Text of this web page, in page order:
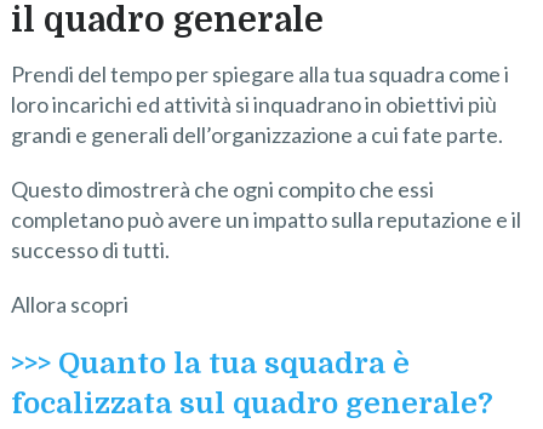
il quadro generale
Prendi del tempo per spiegare alla tua squadra come i
loro incarichi ed attività si inquadrano in obiettivi più
grandi e generali dell’organizzazione a cui fate parte.
Questo dimostrerà che ogni compito che essi
completano può avere un impatto sulla reputazione e il
successo di tutti.
Allora scopri
>>> Quanto la tua squadra è
focalizzata sul quadro generale?